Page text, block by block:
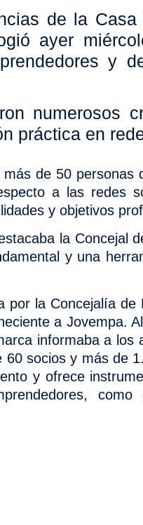
de la Casa
ayer
y
numerosos
práctica en
de 50 personas
a las redes
y objetivos
la Concejal
y una
por la Concejalía de
a Jovempa.
informaba a los
socios y más de
y ofrece